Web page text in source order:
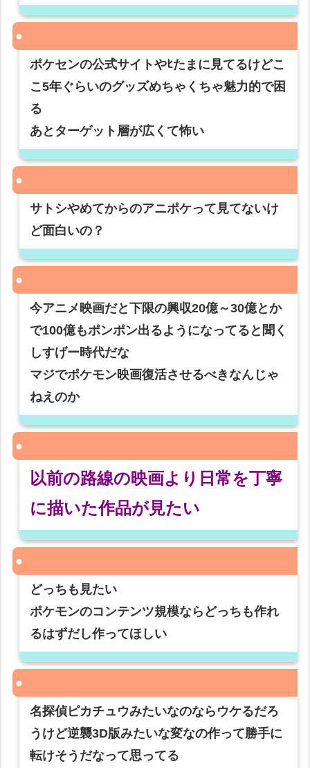
ポケセンの公式サイトやﾋたまに見てるけどこ
こ5年ぐらいのグッズめちゃくちゃ魅力的で困
る
あとターゲット層が広くて怖い
サトシやめてからのアニポケって見てないけ
ど面白いの？
今アニメ映画だと下限の興収20億～30億とか
で100億もポンポン出るようになってると聞く
しすげー時代だな
マジでポケモン映画復活させるべきなんじゃ
ねえのか
以前の路線の映画より日常を丁寧
に描いた作品が見たい
どっちも見たい
ポケモンのコンテンツ規模ならどっちも作れ
るはずだし作ってほしい
名探偵ピカチュウみたいなのならウケるだろ
うけど逆襲3D版みたいな変なの作って勝手に
転けそうだなって思ってる